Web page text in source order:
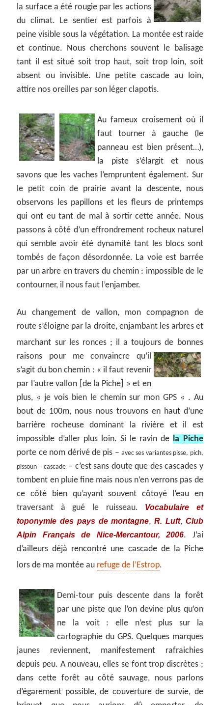
la surface a été rougie par les actions
du climat. Le sentier est parfois à
peine visible sous la végétation. La montée est raide
et continue. Nous cherchons souvent le balisage
tant il est situé soit trop haut, soit trop loin, soit
absent ou invisible. Une petite cascade au loin,
attire nos oreilles par son léger clapotis.
Au fameux croisement où il
faut tourner à gauche (le
panneau est bien présent…),
la piste s’élargit et nous
savons que les vaches l’empruntent également. Sur
le petit coin de prairie avant la descente, nous
observons les papillons et les fleurs de printemps
qui ont eu tant de mal à sortir cette année. Nous
passons à côté d’un effrondrement rocheux naturel
qui semble avoir été dynamité tant les blocs sont
tombés de façon désordonnée. La voie est barrée
par un arbre en travers du chemin : impossible de le
contourner, il nous faut l’enjamber.
Au changement de vallon, mon compagnon de
route s’éloigne par la droite, enjambant les arbres et
marchant sur les ronces ; il a toujours de bonnes
raisons pour me convaincre qu’il
s’agit du bon chemin : « il faut revenir
par l’autre vallon [de la Piche] » et en
plus, « je vois bien le chemin sur mon GPS « . Au
bout de 100m, nous nous trouvons en haut d’une
barrière rocheuse dominant la rivière et il est
impossible d’aller plus loin. Si le ravin de la Piche
porte ce nom dérivé de pis –avec ses variantes pisse, pich,
pissoun = cascade – c’est sans doute que des cascades y
tombent en pluie fine mais nous n’en verrons pas de
ce côté bien qu’ayant souvent côtoyé l’eau en
traversant à gué le ruisseau. Vocabulaire et
toponymie des pays de montagne,R. Luft, Club
Alpin Français de Nice-Mercantour, 2006. J’ai
d’ailleurs déjà rencontré une cascade de la Piche
lors de ma montée au refuge de l’Estrop.
Demi-tour puis descente dans la forêt
par une piste que l’on devine plus qu’on
ne la voit : elle n’est plus sur la
cartographie du GPS. Quelques marques
jaunes reviennent, manifestement rafraichies
depuis peu. A nouveau, elles se font trop discrètes ;
dans cette forêt au côté sauvage, nous parlons
d’égarement possible, de couverture de survie, de